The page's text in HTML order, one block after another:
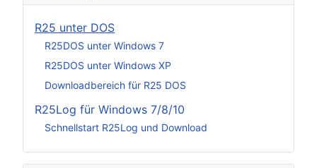
R25 unter DOS
R25DOS unter Windows 7
R25DOS unter Windows XP
Downloadbereich für R25 DOS
R25Log für Windows 7/8/10
Schnellstart R25Log und Download